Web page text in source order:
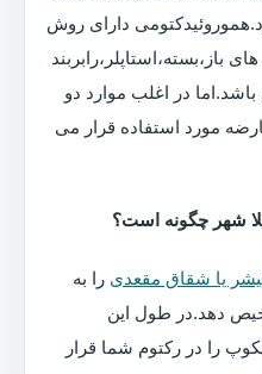
دارای روش
در اغلب موارد دو
مورد استفاده قرار می
شهر چگونه است؟
یا شقاق مقعدی را به
دهد.در طول این
را در رکتوم شما قرار